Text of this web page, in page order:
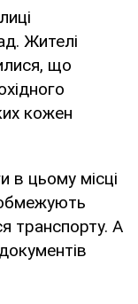
Жителі
що
кожен
в цьому місці
транспорту. А